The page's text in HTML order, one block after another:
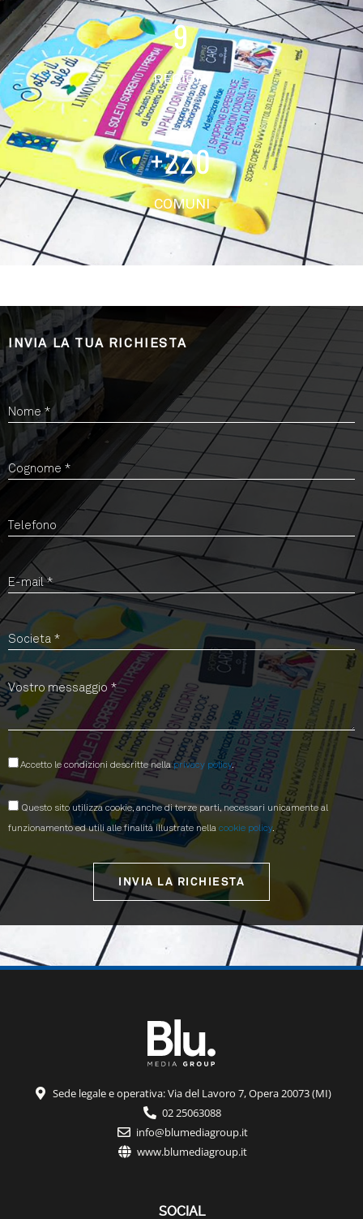
REGIONI
9
COMUNI
+220
INVIA LA TUA RICHIESTA
Accetto le condizioni descritte nellaprivacy policy.
Questo sito utilizza cookie, anche di terze parti, necessari unicamente al
funzionamento ed utili alle finalità illustrate nella cookie policy.
INVIA LA RICHIESTA
Sede legale e operativa: Via del Lavoro 7, Opera 20073 (MI)
02 25063088
info@blumediagroup.it
www.blumediagroup.it
SOCIAL